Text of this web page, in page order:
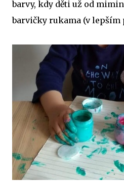
barvy, kdy děti už od
barvičky rukama (v lepším